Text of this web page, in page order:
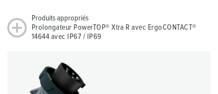
Produits appropriés
Prolongateur PowerTOP® Xtra R avec ErgoCONTACT®
14644 avec IP67 / IP69